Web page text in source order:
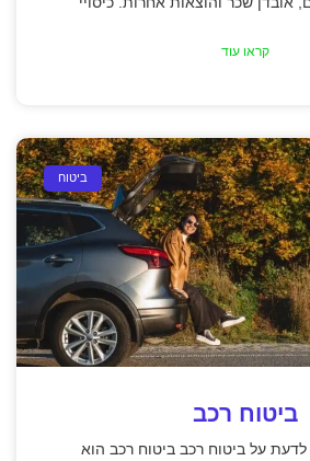
קראו עוד
ביטוח
ביטוח רכב
על ביטוח רכב ביטוח רכב הוא